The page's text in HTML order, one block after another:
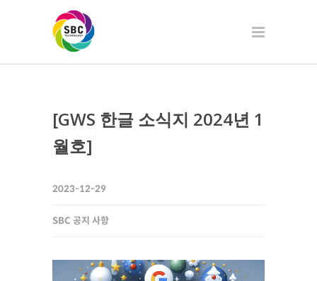
[GWS 한글 소식지 2024년 1
월호]
2023-12-29
SBC 공지 사항